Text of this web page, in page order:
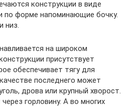
конструкции в виде
по форме напоминающие бочку.
низ.
на широком
присутствует
обеспечивает тягу для
последнего может
дрова или крупный хворост.
горловину. А во многих